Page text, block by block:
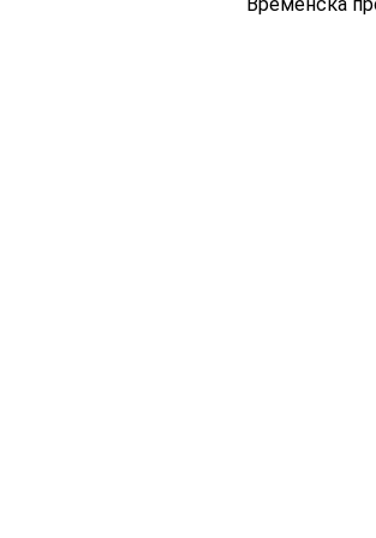
Временска